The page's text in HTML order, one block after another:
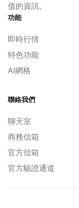
值的資訊。
功能
即時行情
特色功能
AI網格
聯絡我們
聊天室
商務信箱
官方信箱
官方驗證通道